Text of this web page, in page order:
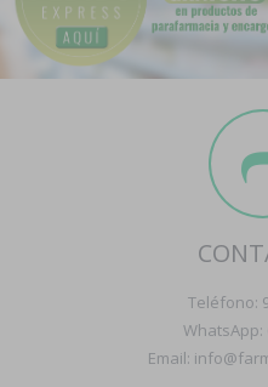
Contacto
Boletín
Teléfono:
WhatsApp:
Email: